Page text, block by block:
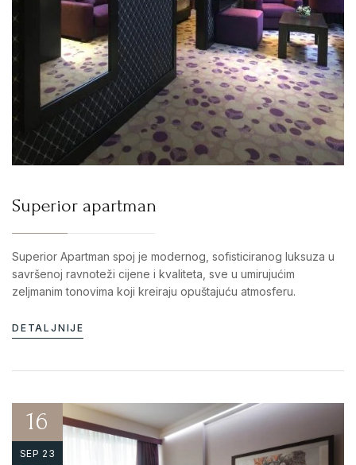
Superior apartman
Superior Apartman spoj je modernog, sofisticiranog luksuza u
savršenoj ravnoteži cijene i kvaliteta, sve u umirujućim
zeljmanim tonovima koji kreiraju opuštajuću atmosferu.
DETALJNIJE
16
SEP 23